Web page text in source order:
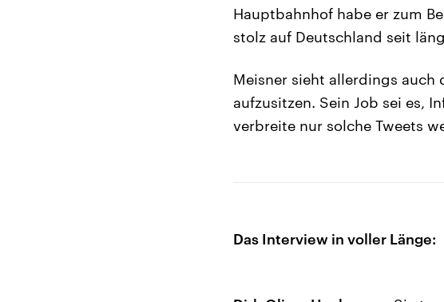
Hauptbahnhof habe er zum
stolz auf Deutschland seit
Meisner sieht allerdings auch
aufzusitzen. Sein Job sei es,
verbreite nur solche Tweets
Das Interview in voller Länge: